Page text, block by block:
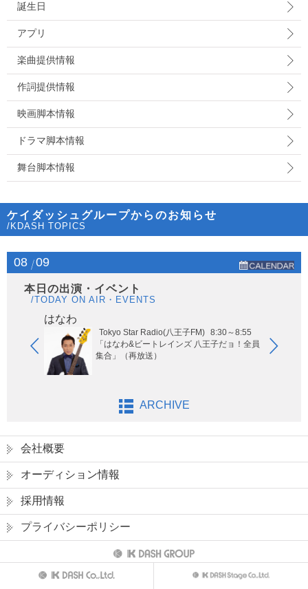
誕生日
アプリ
楽曲提供情報
作詞提供情報
映画脚本情報
ドラマ脚本情報
舞台脚本情報
ケイダッシュグループからのお知らせ
/KDASH TOPICS
08 09
本日の出演・イベント
/TODAY ON AIR・EVENTS
はなわ
Tokyo Star Radio(八王子FM) 8:30～8:55
「はなわ&ビートレインズ 八王子だョ！全員
集合」（再放送）
ARCHIVE
会社概要
オーディション情報
採用情報
プライバシーポリシー